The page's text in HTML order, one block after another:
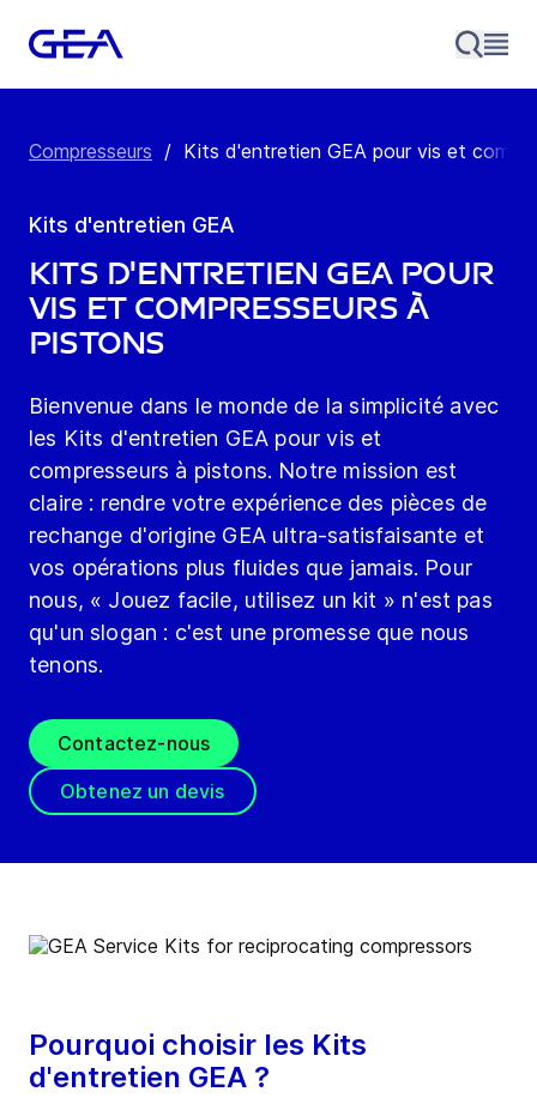
Compresseurs / Kits d'entretien GEA pour vis et
Kits d'entretien GEA
Kits d'entretien GEA pour
vis et compresseurs à
pistons
Bienvenue dans le monde de la simplicité avec
les Kits d'entretien GEA pour vis et
compresseurs à pistons. Notre mission est
claire : rendre votre expérience des pièces de
rechange d'origine GEA ultra-satisfaisante et
vos opérations plus fluides que jamais. Pour
nous, « Jouez facile, utilisez un kit » n'est pas
qu'un slogan : c'est une promesse que nous
tenons.
Contactez-nous
Obtenez un devis
Pourquoi choisir les Kits
d'entretien GEA ?